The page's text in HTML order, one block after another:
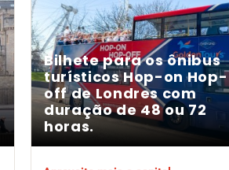
Bilhete para os ônibus
turísticos Hop-on Hop-
off de Londres com
duração de 48 ou 72
horas.